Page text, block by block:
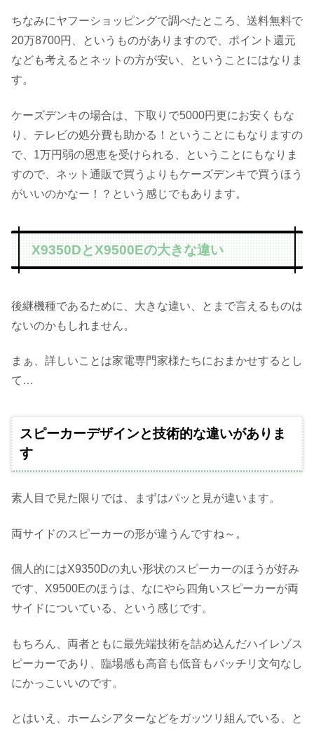
ちなみにヤフーショッピングで調べたところ、送料無料で
20万8700円、というものがありますので、ポイント還元
なども考えるとネットの方が安い、ということにはなりま
す。
ケーズデンキの場合は、下取りで5000円更にお安くもな
り、テレビの処分費も助かる！ということにもなりますの
で、1万円弱の恩恵を受けられる、ということにもなりま
すので、ネット通販で買うよりもケーズデンキで買うほう
がいいのかなー！？という感じでもあります。
X9350DとX9500Eの大きな違い
後継機種であるために、大きな違い、とまで言えるものは
ないのかもしれません。
まぁ、詳しいことは家電専門家様たちにおまかせするとし
て…
スピーカーデザインと技術的な違いがありま
す
素人目で見た限りでは、まずはパッと見が違います。
両サイドのスピーカーの形が違うんですね～。
個人的にはX9350Dの丸い形状のスピーカーのほうが好み
です、X9500Eのほうは、なにやら四角いスピーカーが両
サイドについている、という感じです。
もちろん、両者ともに最先端技術を詰め込んだハイレゾス
ピーカーであり、臨場感も高音も低音もバッチリ文句なし
にかっこいいのです。
とはいえ、ホームシアターなどをガッツリ組んでいる、と